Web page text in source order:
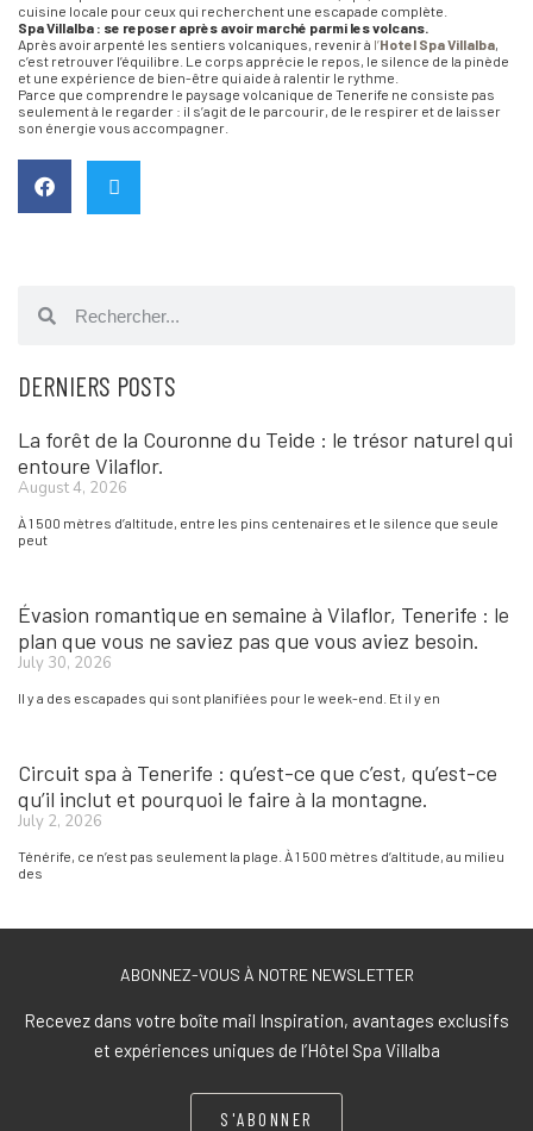
cuisine locale pour ceux qui recherchent une escapade complète.
Spa Villalba : se reposer après avoir marché parmi les volcans.
Après avoir arpenté les sentiers volcaniques, revenir à l’Hotel Spa Villalba,
c’est retrouver l’équilibre. Le corps apprécie le repos, le silence de la pinède
et une expérience de bien-être qui aide à ralentir le rythme.
Parce que comprendre le paysage volcanique de Tenerife ne consiste pas
seulement à le regarder : il s’agit de le parcourir, de le respirer et de laisser
son énergie vous accompagner.
DERNIERS POSTS
La forêt de la Couronne du Teide : le trésor naturel qui
entoure Vilaflor.
August 4, 2026
À 1 500 mètres d’altitude, entre les pins centenaires et le silence que seule
peut
Évasion romantique en semaine à Vilaflor, Tenerife : le
plan que vous ne saviez pas que vous aviez besoin.
July 30, 2026
Il y a des escapades qui sont planifiées pour le week-end. Et il y en
Circuit spa à Tenerife : qu’est-ce que c’est, qu’est-ce
qu’il inclut et pourquoi le faire à la montagne.
July 2, 2026
Ténérife, ce n’est pas seulement la plage. À 1 500 mètres d’altitude, au milieu
des
ABONNEZ-VOUS À NOTRE NEWSLETTER
Recevez dans votre boîte mail Inspiration, avantages exclusifs
et expériences uniques de l’Hôtel Spa Villalba
S'ABONNER